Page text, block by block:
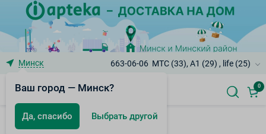
Минск
Ваш город — Минск?
Да, спасибо Выбрать другой
663-06-06 МТС (33), A1 (29) , life (25)
0
Пищеварительная система